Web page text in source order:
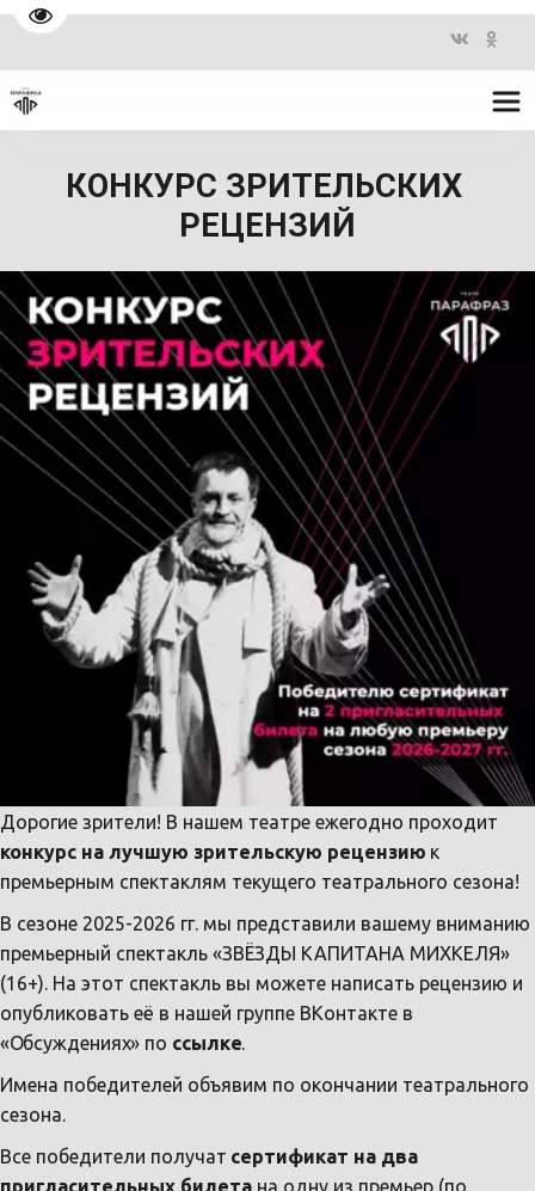
Перейти на версию для слабовидящих
КОНКУРС ЗРИТЕЛЬСКИХ
РЕЦЕНЗИЙ
конкурс на лучшую зрительскую рецензию к
премьерным спектаклям текущего театрального сезона!
В сезоне 2025-2026 гг. мы представили вашему вниманию
премьерный спектакль «ЗВЁЗДЫ КАПИТАНА МИХКЕЛЯ»
(16+). На этот спектакль вы можете написать рецензию и
«Обсуждениях» по ссылке.
Имена победителей объявим по окончании театрального
сезона.
Все победители получат сертификат на два
пригласительных билета на одну из премьер (по